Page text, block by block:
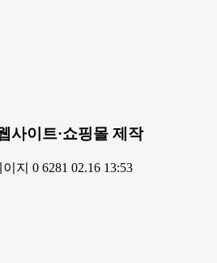
사이트·쇼핑몰 제작
지 0 6281 02.16 13:53